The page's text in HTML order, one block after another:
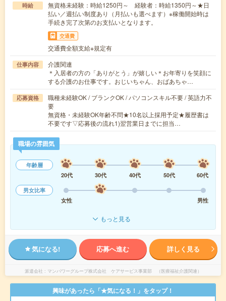
時給
無資格未経験：時給1250円～ 経験者：時給1350円～★日
払い／週払い制度あり（月払いも選べます）※稼働開始時は
手続き完了次第のお支払いとなります。
交通費
交通費全額支給※規定有
仕事内容
介護関連
＊入居者の方の「ありがとう」が嬉しい＊お年寄りを笑顔に
する介護のお仕事です。おじいちゃん、おばあちゃ…
応募資格
職種未経験OK / ブランクOK / パソコンスキル不要 / 英語力不
要
無資格・未経験OK年齢不問★10名以上採用予定★履歴書は
不要です▽応募後の流れ1)翌営業日までに担当…
職場の雰囲気
年齢層
20代
30代 40代 50代
60代
男女比率
女性
男性
もっと見る
気になる! 応募へ進む 詳しく見る
派遣会社 マンパワーグループ株式会社 ケアサービス事業部 （医療福祉介護関連）
興味があったら「★気になる！」をタップ！